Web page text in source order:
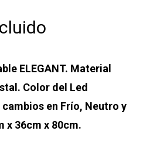
ELEGANT. Material
Color del Led
en Frío, Neutro y
x 36cm x 80cm.